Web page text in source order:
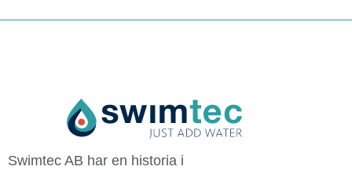
Swimtec AB har en historia i